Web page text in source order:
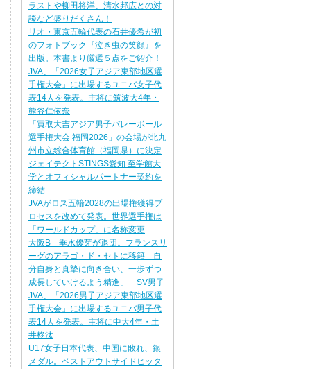
ラストや柳田将洋、清水邦広との対
談など盛りだくさん！
リオ・東京五輪代表の石井優希が初
のフォトブック『泣き虫の笑顔』を
出版。本書より厳選５点をご紹介！
JVA、「2026女子アジア東部地区選
手権大会」に出場するユニバ女子代
表14人を発表。主将に筑波大4年・
熊谷仁依奈
「買取大吉アジア男子バレーボール
選手権大会 福岡2026」の会場が北九
州市立総合体育館（福岡県）に決定
ジェイテクトSTINGS愛知 至学館大
学とオフィシャルパートナー契約を
締結
JVAがロス五輪2028の出場権獲得プ
ロセスを改めて発表。世界選手権は
「ワールドカップ」に名称変更
大阪B 垂水優芽が退団。フランスリ
ーグのアラゴ・ド・セトに移籍「自
分自身と真摯に向き合い、一歩ずつ
成長していけるよう精進」 SV男子
JVA、「2026男子アジア東部地区選
手権大会」に出場するユニバ男子代
表14人を発表。主将に中大4年・土
井柊汰
U17女子日本代表、中国に敗れ、銀
メダル。ベストアウトサイドヒッタ